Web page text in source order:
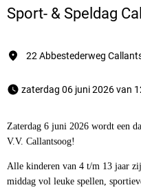
Sport- & Speldag
22 Abbestederweg
zaterdag 06 juni 2026 van
Zaterdag 6 juni 2026 wordt een
V.V. Callantsoog!
Alle kinderen van 4 t/m 13 jaar
middag vol leuke spellen,